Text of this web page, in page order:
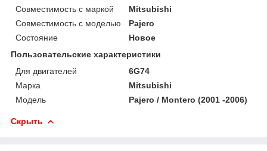
Совместимость с маркой
Mitsubishi
Совместимость с моделью
Pajero
Состояние
Новое
Пользовательские характеристики
Для двигателей
6G74
Марка
Mitsubishi
Модель
Pajero / Montero (2001 -2006)
Скрыть